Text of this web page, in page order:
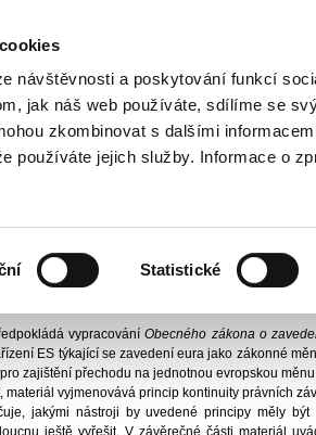
návštěvnosti a poskytování funkcí
jak náš web používáte, sdílíme se
zkombinovat s dalšími
používáte jejich služby. Informace o
Statistické
Bezplatná
předpisy Legislativa ČR
trhy I
vypracováníObecného zákona o
ES týkající se zavedení eura jako zákonné
zajištění přechodu na jednotnou evropskou
vyjmenovává princip kontinuity právních
jakými nástroji by uvedené principy měly
ještě vyřešit. V závěrečné části materiál